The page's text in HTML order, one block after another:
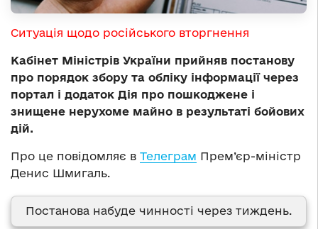
Ситуація щодо російського вторгнення
Кабінет Міністрів України прийняв постанову
про порядок збору та обліку інформації через
портал і додаток Дія про пошкоджене і
знищене нерухоме майно в результаті бойових
дій.
Про це повідомляє в Телеграм Прем’єр-міністр
Денис Шмигаль.
Постанова набуде чинності через тиждень.